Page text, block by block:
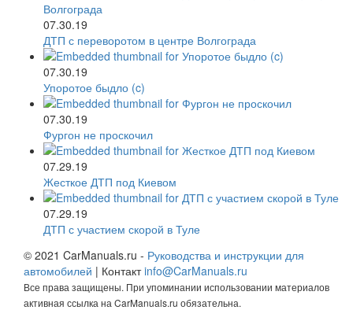
07.30.19
ДТП с переворотом в центре Волгограда
07.30.19
Упоротое быдло (c)
07.30.19
Фургон не проскочил
07.29.19
Жесткое ДТП под Киевом
07.29.19
ДТП с участием скорой в Туле
© 2021 CarManuals.ru - Руководства и инструкции для
автомобилей | Контактinfo@CarManuals.ru
Все права защищены. При упоминании использовании материалов
активная ссылка на CarManuals.ru обязательна.